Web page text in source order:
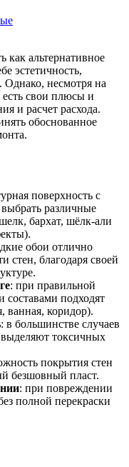
как альтернативное
эстетичность,
Однако, несмотря на
есть свои плюсы и
и расчет расхода.
обоснованное
поверхность с
различные
бархат, шёлк-али
обои отлично
стен, благодаря своей
: при правильной
составами подходят
коридор).
: в большинстве случаев
токсичных
покрытия стен
безшовный пласт.
: при повреждении
полной перекраски